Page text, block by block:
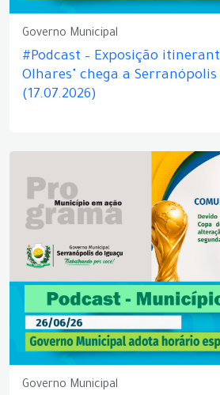
Governo Municipal
#Podcast – Exposição
Olhares" chega a Serranópolis
(17.07.2026)
Governo Municipal